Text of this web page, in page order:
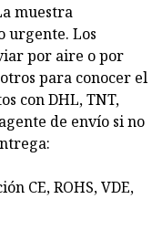
muestra
urgente. Los
por aire o por
para conocer el
con DHL, TNT,
de envío si no
CE, ROHS, VDE,